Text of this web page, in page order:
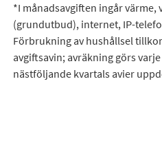
*I månadsavgiften ingår värme,
(grundutbud), internet, IP-
Förbrukning av hushållsel
avgiftsavin; avräkning görs
nästföljande kvartals avier